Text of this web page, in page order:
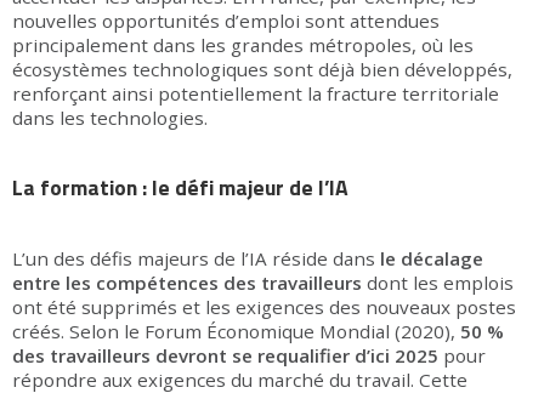
nouvelles opportunités d’emploi sont attendues
principalement dans les grandes métropoles, où les
écosystèmes technologiques sont déjà bien développés,
renforçant ainsi potentiellement la fracture territoriale
dans les technologies.
La formation : le défi majeur de l’IA
L’un des défis majeurs de l’IA réside dans le décalage
entre les compétences des travailleurs dont les emplois
ont été supprimés et les exigences des nouveaux postes
créés. Selon le Forum Économique Mondial (2020), 50 %
des travailleurs devront se requalifier d’ici 2025 pour
répondre aux exigences du marché du travail. Cette